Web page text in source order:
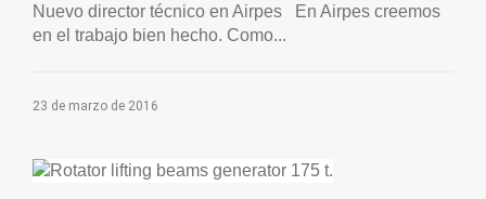
Nuevo director técnico en Airpes En Airpes creemos
en el trabajo bien hecho. Como...
23 de marzo de 2016